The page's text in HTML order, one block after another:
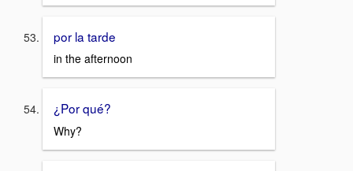
por la tarde
in the afternoon
¿Por qué?
Why?